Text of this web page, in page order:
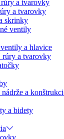
a tvarovky
a tvarovky
skrinky
ventily
a hlavice
a tvarovky
a
a bidety